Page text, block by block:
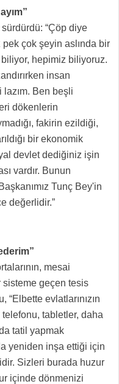
“Çöp diye
pek çok şeyin aslında bir
hepimiz biliyoruz.
insan
lazım. Ben beşli
dökenlerin
fakirin ezildiği,
bir ekonomik
devlet dediğiniz işin
vardır. Bunun
Tunç Bey'in
değerlidir.”
mesai
geçen tesis
“Elbette evlatlarınızın
tabletler, daha
tatil yapmak
yeniden inşa ettiği için
Sizleri burada huzur
içinde dönmenizi